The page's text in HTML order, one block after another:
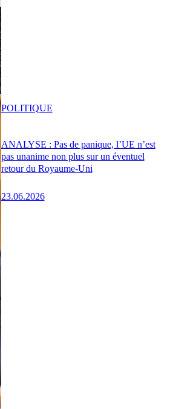
ANALYSE : Pas de panique, l’UE n’est
pas unanime non plus sur un éventuel
retour du Royaume-Uni
23.06.2026
POLITIQUE